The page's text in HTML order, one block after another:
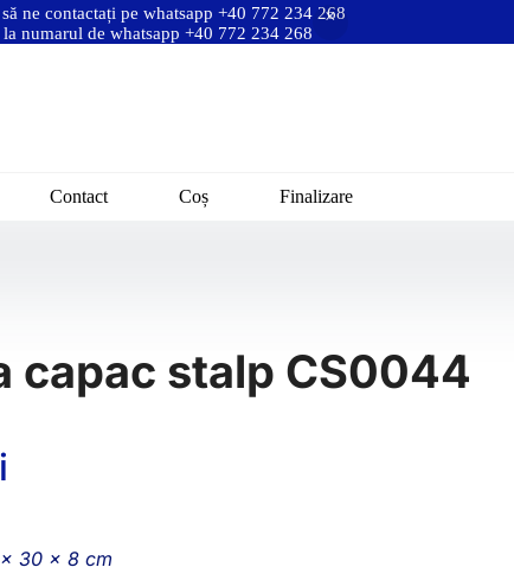
ne contactați pe whatsapp +40 772 234 268
numarul de whatsapp +40 772 234 268
Contact Coș Finalizare
capac stalp CS0044
30 x 8 cm